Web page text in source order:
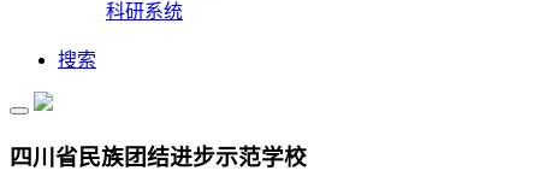
科研系统
搜索
四川省民族团结进步示范学校